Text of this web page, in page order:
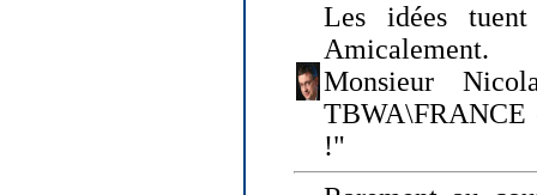
Les idées
Amicalement.
Monsieur
TBWA\FRANCE
!"